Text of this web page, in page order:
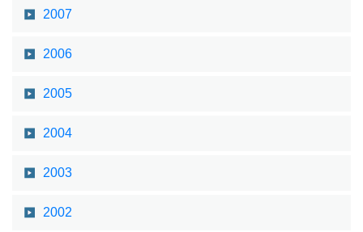
2007
2006
2005
2004
2003
2002